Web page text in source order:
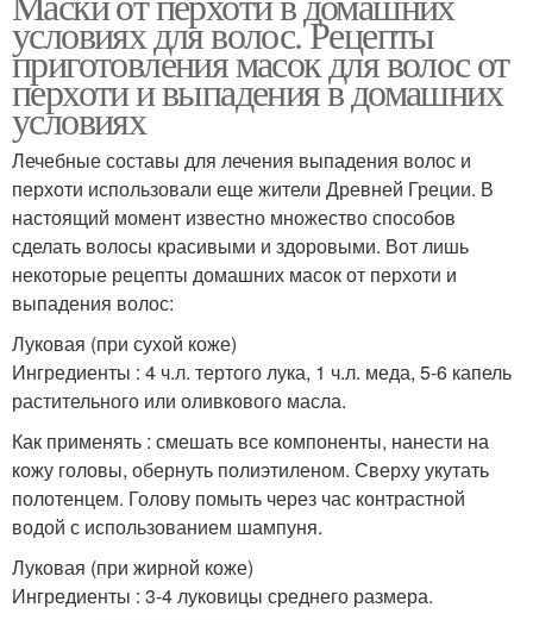
условиях для волос. Рецепты
приготовления масок для волос от
перхоти и выпадения в домашних
условиях
Лечебные составы для лечения выпадения волос и
перхоти использовали еще жители Древней Греции. В
настоящий момент известно множество способов
сделать волосы красивыми и здоровыми. Вот лишь
некоторые рецепты домашних масок от перхоти и
выпадения волос:
Луковая (при сухой коже)
Ингредиенты : 4 ч.л. тертого лука, 1 ч.л. меда, 5-6 капель
растительного или оливкового масла.
Как применять : смешать все компоненты, нанести на
кожу головы, обернуть полиэтиленом. Сверху укутать
полотенцем. Голову помыть через час контрастной
водой с использованием шампуня.
Луковая (при жирной коже)
Ингредиенты : 3-4 луковицы среднего размера.